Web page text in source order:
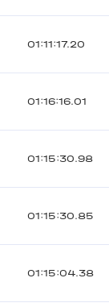
01:11:17.20
01:16:16.01
01:15:30.98
01:15:30.85
01:15:04.38